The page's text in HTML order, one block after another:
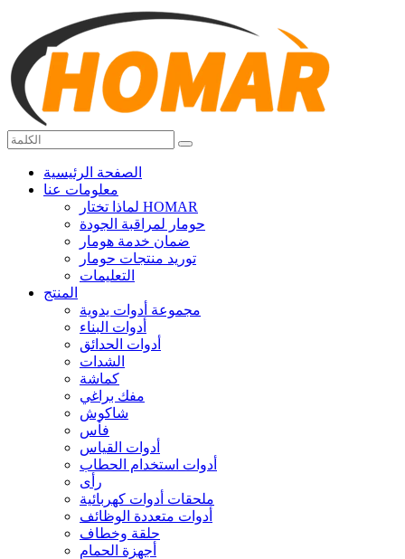
الصفحة الرئيسية
معلومات عنا
لماذا تختار HOMAR
حومار لمراقبة الجودة
ضمان خدمة هومار
توريد منتجات حومار
التعليمات
المنتج
مجموعة أدوات يدوية
أدوات البناء
أدوات الحدائق
الشدات
كماشة
مفك براغي
شاكوش
فأس
أدوات القياس
أدوات استخدام الحطاب
رأى
ملحقات أدوات كهربائية
أدوات متعددة الوظائف
حلقة وخطاف
أجهزة الحمام